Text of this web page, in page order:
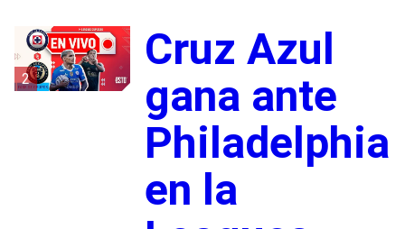
2
Cruz Azul
gana ante
Philadelphia
en la